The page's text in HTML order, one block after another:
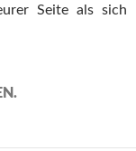
Seite als sich